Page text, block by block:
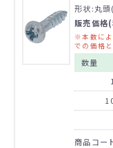
形状:丸
販売価格
※本数に
での価格と
数量
商品コー